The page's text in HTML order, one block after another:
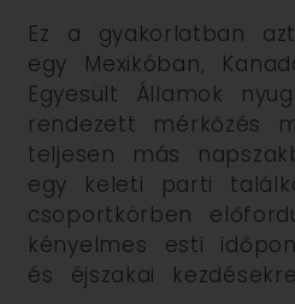
Ez a gyakorlatban
egy Mexikóban,
Egyesült Államok
rendezett mérkőzés
teljesen más
egy keleti parti
csoportkörben
kényelmes esti
és éjszakai